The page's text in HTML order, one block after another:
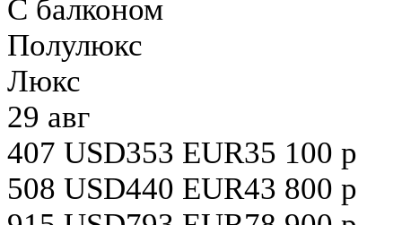
С балконом
Полулюкс
Люкс
29 авг
407 USD353 EUR35 100 р
508 USD440 EUR43 800 р